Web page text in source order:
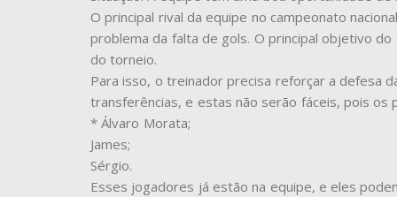
O principal rival da equipe no campeonato
problema da falta de gols. O principal objetivo
do torneio.
Para isso, o treinador precisa reforçar a defesa
transferências, e estas não serão fáceis, pois os
* Álvaro Morata;
James;
Sérgio.
Esses jogadores já estão na equipe, e eles